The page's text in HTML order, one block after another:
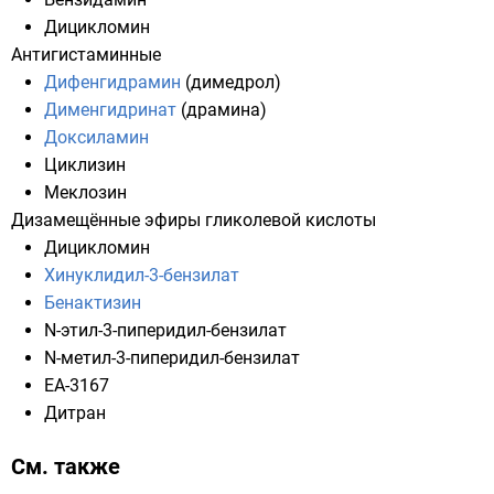
Дицикломин
Антигистаминные
Дифенгидрамин (димедрол)
Дименгидринат (драмина)
Доксиламин
Циклизин
Меклозин
Дизамещённые эфиры гликолевой кислоты
Дицикломин
Хинуклидил-3-бензилат
Бенактизин
N-этил-3-пиперидил-бензилат
N-метил-3-пиперидил-бензилат
EA-3167
Дитран
См. также